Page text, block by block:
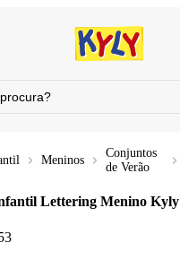
Meninos
Conjuntos
de Verão
Lettering Menino Kyly